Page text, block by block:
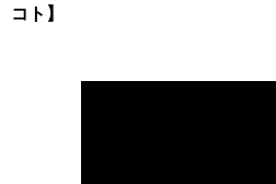
コト】